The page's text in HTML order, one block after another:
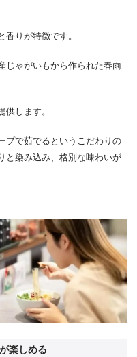
りが特徴です。
じゃがいもから作られた春雨
します。
プで茹でるというこだわりの
と染み込み、格別な味わいが
楽しめる